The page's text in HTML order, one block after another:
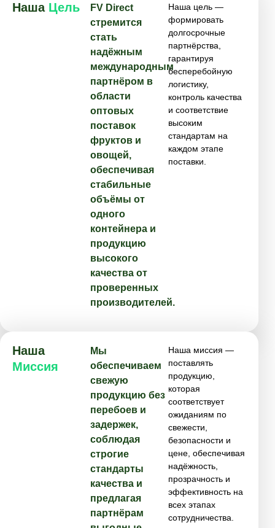
Наша Цель
FV Direct
стремится
стать
надёжным
международным
партнёром в
области
оптовых
поставок
фруктов и
овощей,
обеспечивая
стабильные
объёмы от
одного
контейнера и
продукцию
высокого
качества от
проверенных
производителей.
Наша цель —
формировать
долгосрочные
партнёрства,
гарантируя
бесперебойную
логистику,
контроль качества
и соответствие
высоким
стандартам на
каждом этапе
поставки.
Наша
Миссия
Мы
обеспечиваем
свежую
продукцию без
перебоев и
задержек,
соблюдая
строгие
стандарты
качества и
предлагая
партнёрам
Наша миссия —
поставлять
продукцию,
которая
соответствует
ожиданиям по
свежести,
безопасности и
цене, обеспечивая
надёжность,
прозрачность и
эффективность на
всех этапах
сотрудничества.